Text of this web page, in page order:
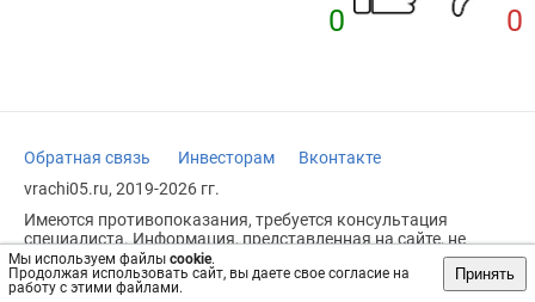
Мы используем файлы cookie.
Продолжая использовать сайт, вы даете свое согласие на
работу с этими файлами.
Принять
0 0
Обратная связь Инвесторам
Вконтакте
vrachi05.ru, 2019-2026 гг.
Имеются противопоказания, требуется консультация
специалиста. Информация, представленная на сайте, не
может быть использована для постановки диагноза,
назначения лечения и не заменяет прием врача.